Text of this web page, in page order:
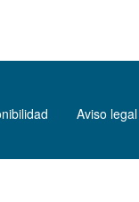
Aviso legal